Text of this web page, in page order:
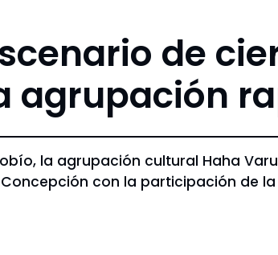
de
agrupación
la agrupación cultural Haha
con la participación de